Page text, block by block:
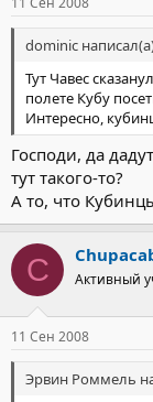
завоевания
Литовкий флот!
официальный сайт.
http://www.kam.lt/
покапался на
http://www.kam.lt/
американская
dominic
Тут Чавес
полете Кубу
Интересно,
Господи, да
тут такого-то?
А то, что
C Активный
11 Сен 2008
Эрвин Роммель